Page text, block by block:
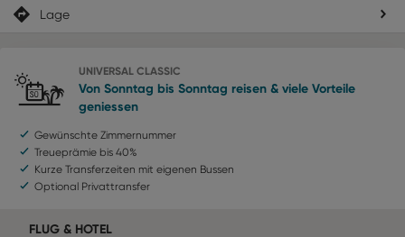
Lage
UNIVERSAL CLASSIC
Von Sonntag bis Sonntag reisen & viele Vorteile
geniessen
Gewünschte Zimmernummer
Treueprämie bis 40%
Kurze Transferzeiten mit eigenen Bussen
Optional Privattransfer
FLUG & HOTEL